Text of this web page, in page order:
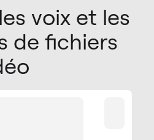
voix et les
de fichiers